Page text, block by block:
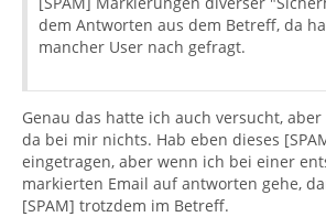
dem Antworten aus dem Betreff, da
mancher User nach gefragt.
Genau das hatte ich auch versucht,
da bei mir nichts. Hab eben dieses
eingetragen, aber wenn ich bei einer
markierten Email auf antworten gehe,
[SPAM] trotzdem im Betreff.